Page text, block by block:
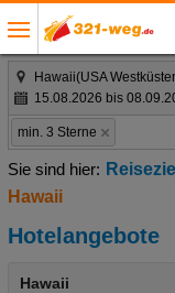
Hawaii(USA
15.08.2026 bis
min. 3 Sterne
Hawaii
Hotelangebote
Hawaii